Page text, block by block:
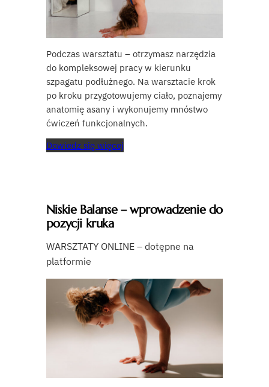
Podczas warsztatu – otrzymasz narzędzia
do kompleksowej pracy w kierunku
szpagatu podłużnego. Na warsztacie krok
po kroku przygotowujemy ciało, poznajemy
anatomię asany i wykonujemy mnóstwo
ćwiczeń funkcjonalnych.
Dowiedz się więcej
Niskie Balanse – wprowadzenie do
pozycji kruka
WARSZTATY ONLINE – dotępne na
platformie